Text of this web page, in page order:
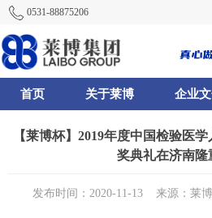
0531-88875206
首页 关于莱博 企业
【莱博杯】2019年度中国检验医
奖典礼在济南隆
发布时间：2020-11-13 来源：莱